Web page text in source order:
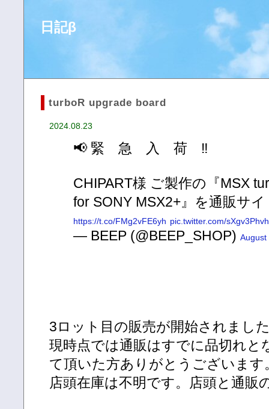
日記β
turboR upgrade board
2024.08.23
📢 緊 急 入 荷 ‼
CHIPART様 ご製作の『MSX
for SONY MSX2+』を通販サ
https://t.co/FMg2vFE6yh pic.twitter.com/
— BEEP (@BEEP_SHOP)
3ロット目の販売が開始されまし
現時点では通販はすでに品切れと
て頂いた方ありがとうございます
店頭在庫は不明です。店頭と通販